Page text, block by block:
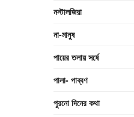
নস্টালজিয়া
না-মানুষ
পায়ের তলায় সর্ষে
পালা- পাব্বণ
পুরনো দিনের কথা